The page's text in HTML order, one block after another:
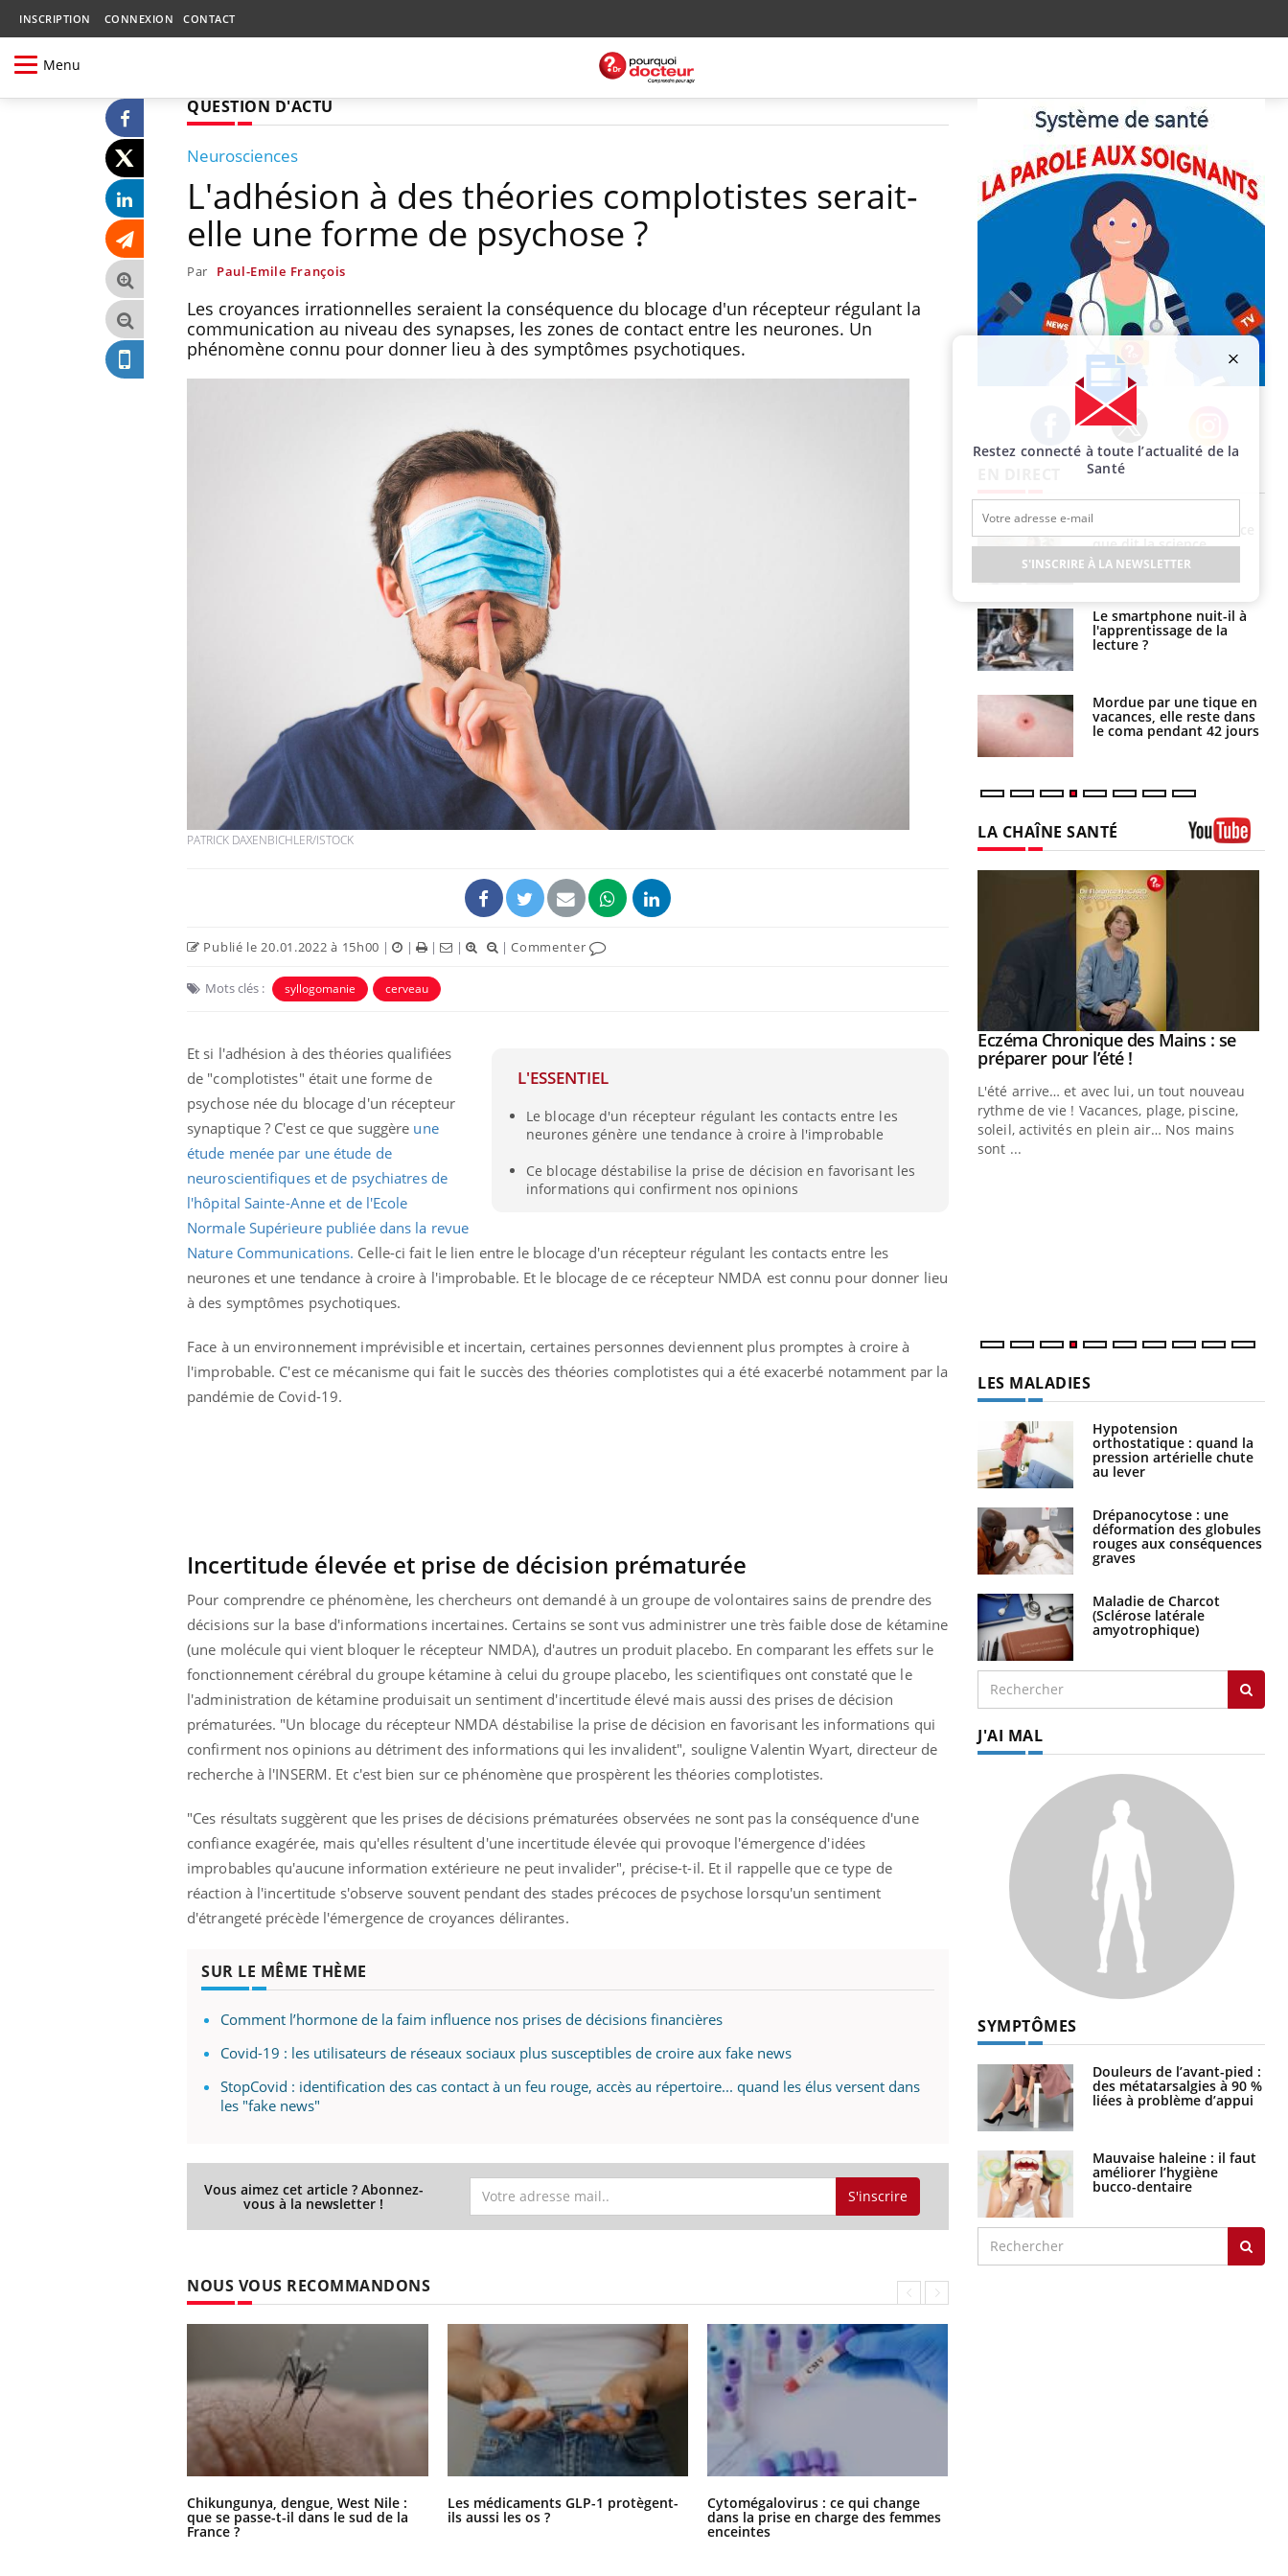
INSCRIPTION CONNEXION CONTACT
Menu
QUESTION D'ACTU
Neurosciences
L'adhésion à des théories complotistes serait-
elle une forme de psychose ?
Par Paul-Emile François
Les croyances irrationnelles seraient la conséquence du blocage d'un récepteur régulant la
communication au niveau des synapses, les zones de contact entre les neurones. Un
phénomène connu pour donner lieu à des symptômes psychotiques.
PATRICK DAXENBICHLER/ISTOCK
Publié le 20.01.2022 à 15h00 | | | | |Commenter
Mots clés : syllogomanie cerveau
L'ESSENTIEL
Le blocage d'un récepteur régulant les contacts entre les
neurones génère une tendance à croire à l'improbable
Ce blocage déstabilise la prise de décision en favorisant les
informations qui confirment nos opinions
Et si l'adhésion à des théories qualifiées
de "complotistes" était une forme de
psychose née du blocage d'un récepteur
synaptique ? C'est ce que suggère une
étude menée par une étude de
neuroscientifiques et de psychiatres de
l'hôpital Sainte-Anne et de l'Ecole
Normale Supérieure publiée dans la revue
Nature Communications. Celle-ci fait le lien entre le blocage d'un récepteur régulant les contacts entre les
neurones et une tendance à croire à l'improbable. Et le blocage de ce récepteur NMDA est connu pour donner lieu
à des symptômes psychotiques.
Face à un environnement imprévisible et incertain, certaines personnes deviennent plus promptes à croire à
l'improbable. C'est ce mécanisme qui fait le succès des théories complotistes qui a été exacerbé notamment par la
pandémie de Covid-19.
Incertitude élevée et prise de décision prématurée
Pour comprendre ce phénomène, les chercheurs ont demandé à un groupe de volontaires sains de prendre des
décisions sur la base d'informations incertaines. Certains se sont vus administrer une très faible dose de kétamine
(une molécule qui vient bloquer le récepteur NMDA), d'autres un produit placebo. En comparant les effets sur le
fonctionnement cérébral du groupe kétamine à celui du groupe placebo, les scientifiques ont constaté que le
l'administration de kétamine produisait un sentiment d'incertitude élevé mais aussi des prises de décision
prématurées. "Un blocage du récepteur NMDA déstabilise la prise de décision en favorisant les informations qui
confirment nos opinions au détriment des informations qui les invalident", souligne Valentin Wyart, directeur de
recherche à l'INSERM. Et c'est bien sur ce phénomène que prospèrent les théories complotistes.
"Ces résultats suggèrent que les prises de décisions prématurées observées ne sont pas la conséquence d'une
confiance exagérée, mais qu'elles résultent d'une incertitude élevée qui provoque l'émergence d'idées
improbables qu'aucune information extérieure ne peut invalider", précise-t-il. Et il rappelle que ce type de
réaction à l'incertitude s'observe souvent pendant des stades précoces de psychose lorsqu'un sentiment
d'étrangeté précède l'émergence de croyances délirantes.
SUR LE MÊME THÈME
Comment l’hormone de la faim influence nos prises de décisions financières
Covid-19 : les utilisateurs de réseaux sociaux plus susceptibles de croire aux fake news
StopCovid : identification des cas contact à un feu rouge, accès au répertoire... quand les élus versent dans
les "fake news"
Vous aimez cet article ? Abonnez-
vous à la newsletter ! S'inscrire
NOUS VOUS RECOMMANDONS
Chikungunya, dengue, West Nile :
que se passe-t-il dans le sud de la
France ?
Les médicaments GLP-1 protègent-
ils aussi les os ?
Cytomégalovirus : ce qui change
dans la prise en charge des femmes
enceintes
Facebook Twitter Instagram
Chikungunya, dengue,
West Nile : que se passe-
Cytomégalovirus : ce qui
change dans la prise en
charge des femmes
enceintes
La sieste empêche-t-elle
de dormir la nuit ?
VIH : la fin du comprimé
tous les jours se profile-t-
elle enfin ?
Pourquoi votre ventre
gâche-t-il les premiers
jours de vos vacances ?
que dit la science
Le smartphone nuit-il à
l'apprentissage de la
lecture ?
Mordue par une tique en
vacances, elle reste dans
le coma pendant 42 jours
LA CHAÎNE SANTÉ
expliquer ma maladieYoutube
Il y a des sujets qui sont faciles à aborder...
d'autres non ! D'un côté, poser des
questions sur la maladie d'un proche c'est
prévenir
même alopécie… Les symptômes de la
carence en fer sont multiples ce qui la rend
reste entourée d'idées reçues chez les
patients comme parfois chez les soignants.
Youtube
Eczéma Chronique des Mains : se
préparer pour l’été !Youtube
L'été arrive… et avec lui, un tout nouveau
rythme de vie ! Vacances, plage, piscine,
soleil, activités en plein air… Nos mains
sont ...
LES MALADIES
Hypotension
orthostatique : quand la
pression artérielle chute
au lever
Drépanocytose : une
déformation des globules
rouges aux conséquences
graves
Maladie de Charcot
(Sclérose latérale
amyotrophique)
J'AI MAL
SYMPTÔMES
Douleurs de l’avant-pied :
des métatarsalgies à 90 %
liées à problème d’appui
Mauvaise haleine : il faut
améliorer l’hygiène
bucco-dentaire
Restez connecté à toute l’actualité de la
Santé
S'INSCRIRE À LA NEWSLETTER